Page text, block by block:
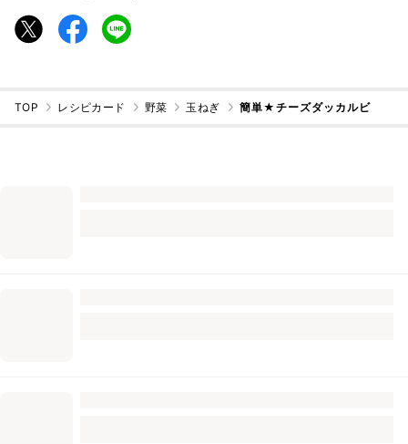
TOP レシピカード 野菜 玉ねぎ 簡単★チーズダッカルビ